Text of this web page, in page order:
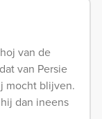
van de
van Persie
mocht blijven.
dan ineens